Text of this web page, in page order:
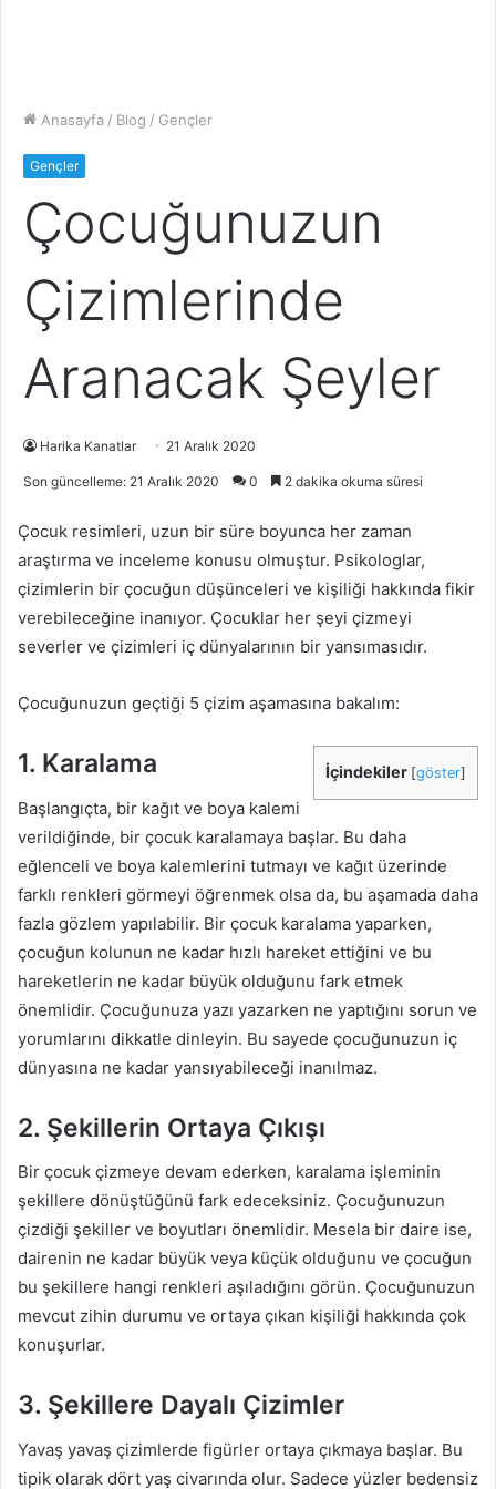
Anasayfa / Blog / Gençler
Gençler
Çocuğunuzun
Çizimlerinde
Aranacak Şeyler
Harika Kanatlar 21 Aralık 2020
Son güncelleme: 21 Aralık 2020 0 2 dakika okuma süresi
Çocuk resimleri, uzun bir süre boyunca her zaman
araştırma ve inceleme konusu olmuştur. Psikologlar,
çizimlerin bir çocuğun düşünceleri ve kişiliği hakkında fikir
verebileceğine inanıyor. Çocuklar her şeyi çizmeyi
severler ve çizimleri iç dünyalarının bir yansımasıdır.
Çocuğunuzun geçtiği 5 çizim aşamasına bakalım:
İçindekiler [göster]
1. Karalama
Başlangıçta, bir kağıt ve boya kalemi
verildiğinde, bir çocuk karalamaya başlar. Bu daha
eğlenceli ve boya kalemlerini tutmayı ve kağıt üzerinde
farklı renkleri görmeyi öğrenmek olsa da, bu aşamada daha
fazla gözlem yapılabilir. Bir çocuk karalama yaparken,
çocuğun kolunun ne kadar hızlı hareket ettiğini ve bu
hareketlerin ne kadar büyük olduğunu fark etmek
önemlidir. Çocuğunuza yazı yazarken ne yaptığını sorun ve
yorumlarını dikkatle dinleyin. Bu sayede çocuğunuzun iç
dünyasına ne kadar yansıyabileceği inanılmaz.
2. Şekillerin Ortaya Çıkışı
Bir çocuk çizmeye devam ederken, karalama işleminin
şekillere dönüştüğünü fark edeceksiniz. Çocuğunuzun
çizdiği şekiller ve boyutları önemlidir. Mesela bir daire ise,
dairenin ne kadar büyük veya küçük olduğunu ve çocuğun
bu şekillere hangi renkleri aşıladığını görün. Çocuğunuzun
mevcut zihin durumu ve ortaya çıkan kişiliği hakkında çok
konuşurlar.
3. Şekillere Dayalı Çizimler
Yavaş yavaş çizimlerde figürler ortaya çıkmaya başlar. Bu
tipik olarak dört yaş civarında olur. Sadece yüzler bedensiz